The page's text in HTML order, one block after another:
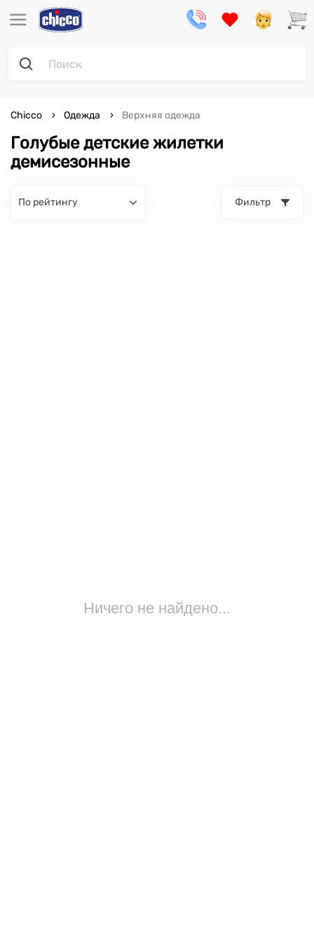
Голубые детские жилетки
демисезонные
Chicco Одежда Верхняя одежда
по рейтингу Фильтр
Ничего не найдено...